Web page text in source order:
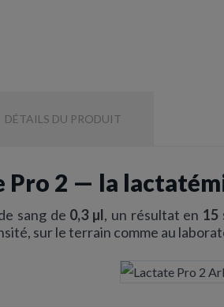
DÉTAILS DU PRODUIT
Pro 2 — la
sang de 0,3 µl, un résultat en 15
sur le terrain comme au